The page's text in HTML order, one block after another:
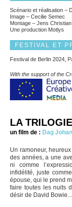
Scénario et réalisation –
Image – Cecilie Semec
Montage – Jens
Une production Motlys
FESTIVAL ET
Festival de Berlin 2024,
With the support of the
LA
un film de : Dag
Un ramoneur,
des années, a une
ni comme
infidélité, juste
épouse, qui le prend
faire toutes les nuits
désir de David Bowie...